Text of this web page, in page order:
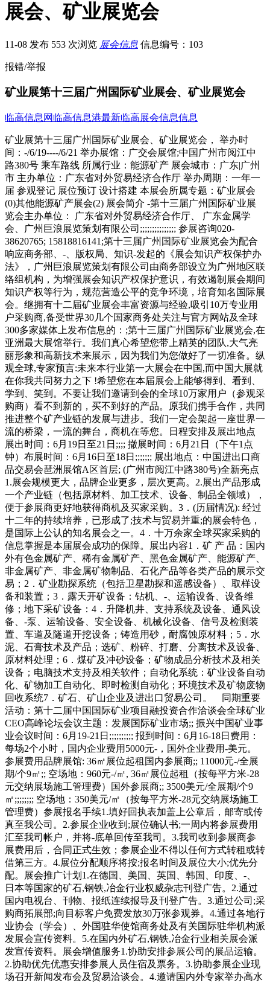
展会、矿业展览会
11-08 发布 553 次浏览 展会信息 信息编号：103
报错/举报
矿业展第十三届广州国际矿业展会、矿业展览会
临高信息网 临高信息港最新临高展会信息信息
矿业展第十三届广州国际矿业展会、矿业展览会， 举办时
间：-/6/19----/6/21 举办展馆：广交会展馆;中国广州市阅江中
路380号 乘车路线 所属行业：能源矿产 展会城市：广东|广州
市 主办单位：广东省对外贸易经济合作厅 举办周期：一年一
届 参观登记 展位预订 设计搭建 本展会所属专题：矿业展会
(0)其他能源矿产展会(2) 展会简介 -第十三届广州国际矿业展
览会主办单位： 广东省对外贸易经济合作厅、 广东金属学
会、广州巨浪展览策划有限公司;;;;;;;;;;;;;;; 参展咨询020-
38620765; 15818816141;第十三届广州国际矿业展览会为配合
响应商务部、-、版权局、知识-发起的《展会知识产权保护办
法》，广州巨浪展览策划有限公司由商务部设立为广州地区联
络组机构，为增强展会知识产权保护意识，有效遏制展会期间
知识产权等行为，规范营造公平的竞争环境，培育知名国际展
会。继拥有十二届矿业展会丰富资源与经验,吸引10万专业用
户采购商,备受世界30几个国家商务处关注与官方网站及全球
300多家媒体上发布信息的：;第十三届广州国际矿业展览会,在
亚洲最大展馆举行。我们真心希望您带上精英的团队,大气亮
丽形象和高新技术来展示，因为我们为您做好了一切准备。纵
观全球,专家预言:未来本行业第一大展会在中国,而中国大展就
在你我共同努力之下 !希望您在本届展会上能够得到、看到、
学到、笑到。不要让我们邀请到会的全球10万家用户（参观采
购商）看不到新的，买不到好的产品。原我们携手合作，共同
推进整个矿产业链的发展与进步。我们一定会架起一座世界一
流的桥梁，一流的舞台，商机在等您。日程安排及展出地点
展出时间：6月19日至21日;;;; 撤展时间：6月21日（下午1点
钟）布展时间：6月16日至18日;;;;;;; 展出地点：中国进出口商
品交易会琶洲展馆A区首层; (广州市阅江中路380号)全新亮点
1.展会规模更大，品牌企业更多，层次更高。2.展出产品形成
一个产业链（包括原材料、加工技术、设备、制品全领域），
便于参展商更好地获得商机及买家采购。3．(历届情况): 经过
十二年的持续培养，已形成了;技术与贸易并重;的展会特色，
是国际上公认的知名展会之一。4．十万余家全球买家采购的
信息掌握是本届展会成功的保障。展出内容1．矿 产 品：国内
外有色金属矿产、稀有金属矿产、黑色金属矿产、能源矿产、
非金属矿产、非金属矿物制品、石化产品等各类产品的展示交
易；2．矿业勘探系统（包括卫星勘探和遥感设备）、取样设
备和装置；3．露天开矿设备：钻机、-、运输设备、设备维
修；地下采矿设备：4．升降机井、支持系统及设备、通风设
备、-泵、运输设备、安全设备、机械化设备、信号及检测装
置、车道及隧道开挖设备；铸造用砂，耐腐蚀原材料；5．水
泥、石膏技术及产品；选矿、粉碎、打磨、分离技术及设备、
原材料处理；6．煤矿及冲砂设备；矿物成品分析技术及相关
设备；电脑技术支持及相关软件；自动化系统：矿业设备自动
化、矿物加工自动化、即时检测自动化；环境技术及矿物废物
回收系统7．矿石、矿山企业及进出口贸易公司。 同期重要
活动：第十二届中国国际矿业项目融投资合作洽谈会全球矿业
CEO高峰论坛会议主题：发展国际矿业市场;; 振兴中国矿业事
业会议时间：6月19-21日;;;;;;;;;; 报到时间：6月16-18日费用：
每场2个小时，国内企业费用5000元-，国外企业费用-美元。
参展费用品牌展馆: 36㎡展位起租国内参展商;; 11000元-/全展
期/个9㎡;; 空场地：960元-/㎡, 36㎡展位起租（按每平方米-28
元交纳展场施工管理费）国外参展商;; 3500美元/全展期/个9
㎡;;;;;;;; 空场地：350美元/㎡（按每平方米-28元交纳展场施工
管理费）参展报名手续1.填好回执表加盖上公章后，邮寄或传
真至我公司。2.参展企业收到;展位确认书;一周内将参展费用
汇至我司帐户，并将-底单回传至我司。3.我司收到参展商参
展费用后，合同正式生效；参展企业不得以任何方式转租或转
借第三方。4.展位分配顺序将按;报名时间及展位大小;优先分
配。展会推广计划1.在德国、美国、英国、韩国、印度、-、
日本等国家的矿石,钢铁,冶金行业权威杂志刊登广告。2.通过
国内电视台、刊物、报纸连续报导及刊登广告。3.通过公司;采
购商拓展部;向目标客户免费发放30万张参观券。4.通过各地行
业协会（学会）、外国驻华使馆商务处及有关国际驻华机构派
发展会宣传资料。5.在国内外矿石,钢铁,冶金行业相关展会派
发宣传资料。展会增值服务1.协助安排参展公司的展品运输。
2.协助优先优惠安排参展人员住宿及票务。3.协助参展企业现
场召开新闻发布会及贸易洽谈会。4.邀请国内外专家举办高水